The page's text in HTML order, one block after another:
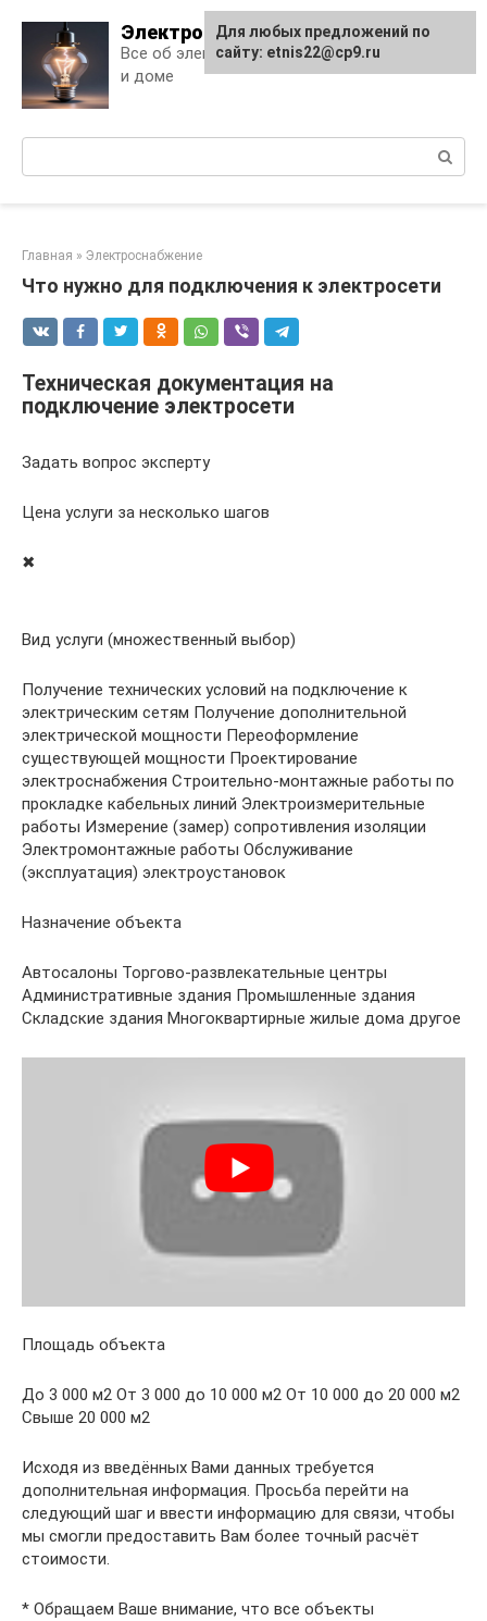
content
Электро Дело
Все об электричестве в квартире
и доме
Главная » Электроснабжение
Что нужно для подключения к электросети
Техническая документация на
подключение электросети
Задать вопрос эксперту
Цена услуги за несколько шагов
✖
Вид услуги (множественный выбор)
Получение технических условий на подключение к
электрическим сетям Получение дополнительной
электрической мощности Переоформление
существующей мощности Проектирование
электроснабжения Строительно-монтажные работы по
прокладке кабельных линий Электроизмерительные
работы Измерение (замер) сопротивления изоляции
Электромонтажные работы Обслуживание
(эксплуатация) электроустановок
Назначение объекта
Автосалоны Торгово-развлекательные центры
Административные здания Промышленные здания
Складские здания Многоквартирные жилые дома другое
Площадь объекта
До 3 000 м2 От 3 000 до 10 000 м2 От 10 000 до 20 000 м2
Свыше 20 000 м2
Исходя из введённых Вами данных требуется
дополнительная информация. Просьба перейти на
следующий шаг и ввести информацию для связи, чтобы
мы смогли предоставить Вам более точный расчёт
стоимости.
* Обращаем Ваше внимание, что все объекты
Для любых предложений по
сайту: etnis22@cp9.ru